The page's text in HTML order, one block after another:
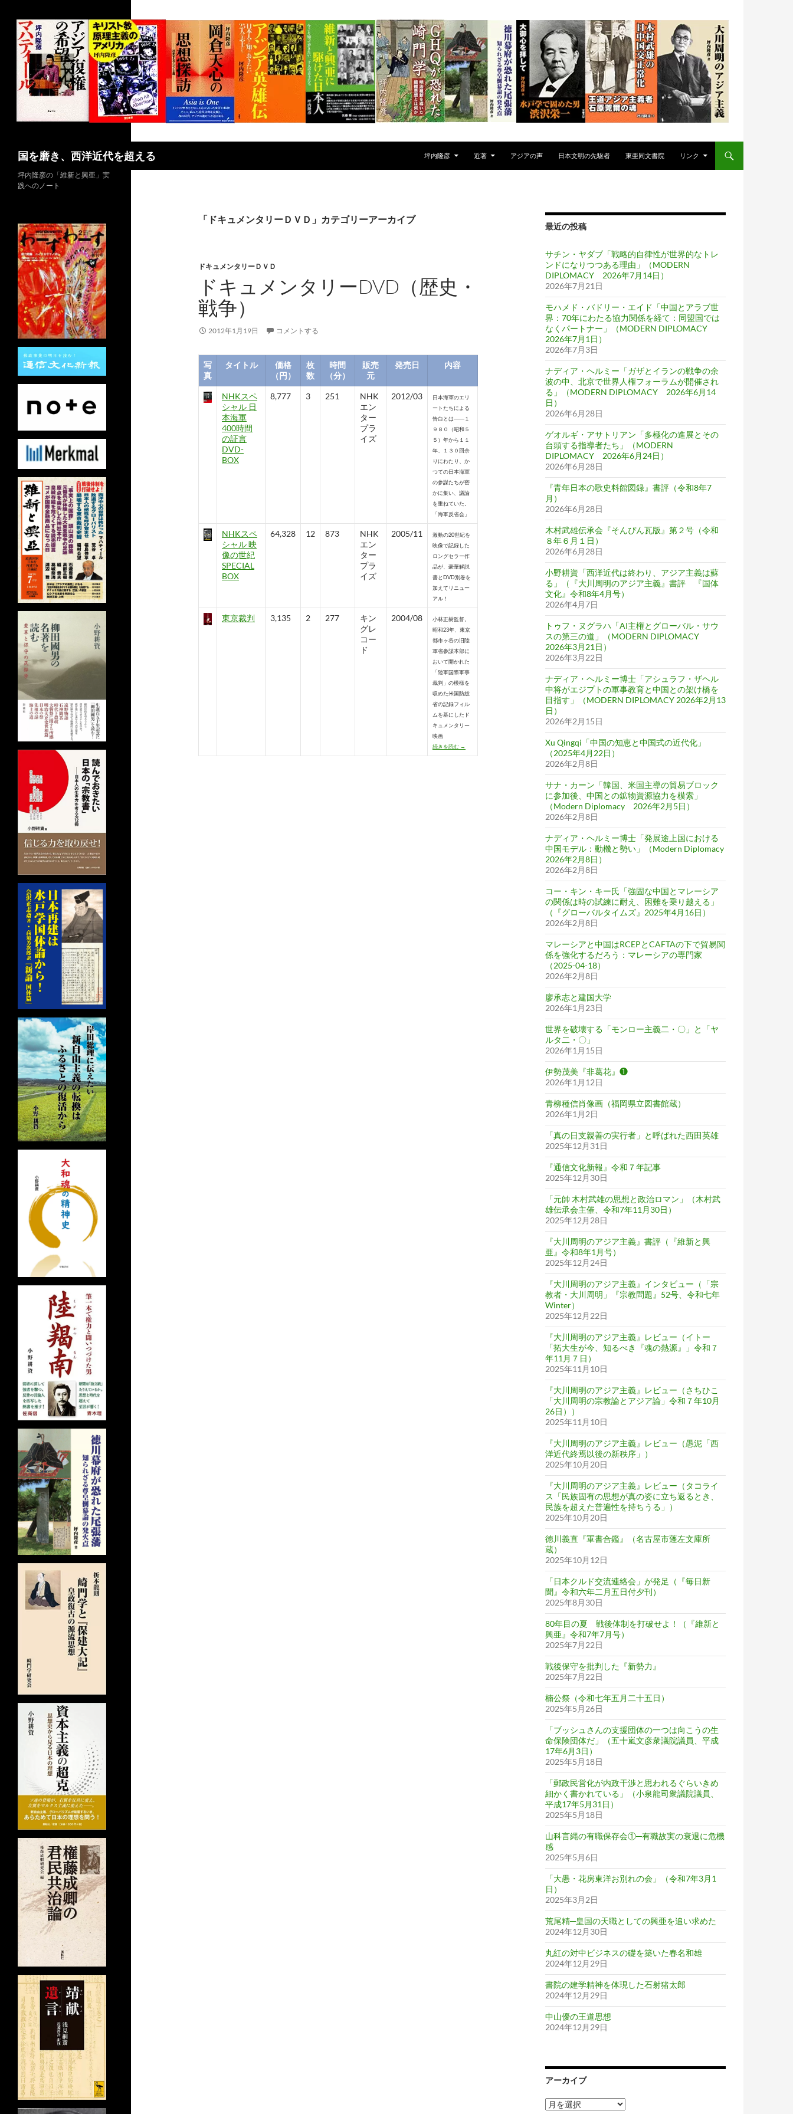
国を磨き、西洋近代を超える 坪内隆彦 近著 アジアの声 日本文明の先駆者 東亜同文書院 リンク
「ドキュメンタリーＤＶＤ」カテゴリーアーカイブ
ドキュメンタリーＤＶＤ
ドキュメンタリーDVD（歴史・
戦争）
2012年1月19日 コメントする
写
真
タイトル
価格
（円）
枚
数
時間
（分）
販売
元
発売日 内容
NHKスペ
シャル 日
本海軍
400時間
の証言
DVD-
BOX
8,777 3 251
NHK
エン
ター
プラ
イズ
2012/03
日本海軍のエリ
ートたちによる
告白とは――１
９８０（昭和５
５）年から１１
年、１３０回余
りにわたり、か
つての日本海軍
の参謀たちが密
かに集い、議論
を重ねていた。
「海軍反省会」
NHKスペ
シャル 映
像の世紀
SPECIAL
BOX
64,328 12 873
NHK
エン
ター
プラ
イズ
2005/11
激動の20世紀を
映像で記録した
ロングセラー作
品が、豪華解説
書とDVD別巻を
加えてリニュー
アル！
東京裁判 3,135 2 277
キン
グレ
コー
ド
2004/08
小林正樹監督。
昭和23年、東京
都市ヶ谷の旧陸
軍省参謀本部に
おいて開かれた
「陸軍国際軍事
裁判」の模様を
収めた米国防総
省の記録フィル
ムを基にしたド
キュメンタリー
映画
続きを読む
ドキュメンタリーDVD（歴史・戦争）
→
最近の投稿
サチン・ヤダブ「戦略的自律性が世界的なトレ
ンドになりつつある理由」（MODERN
DIPLOMACY 2026年7月14日）
2026年7月21日
モハメド・バドリー・エイド「中国とアラブ世
界：70年にわたる協力関係を経て：同盟国では
なくパートナー」（MODERN DIPLOMACY
2026年7月1日）
2026年7月3日
ナディア・ヘルミー「ガザとイランの戦争の余
波の中、北京で世界人権フォーラムが開催され
る」（MODERN DIPLOMACY 2026年6月14
日）
2026年6月28日
ゲオルギ・アサトリアン「多極化の進展とその
台頭する指導者たち」（MODERN
DIPLOMACY 2026年6月24日）
2026年6月28日
『青年日本の歌史料館図録』書評（令和8年7
月）
2026年6月28日
木村武雄伝承会『そんぴん瓦版』第２号（令和
８年６月１日）
2026年6月28日
小野耕資「西洋近代は終わり、アジア主義は蘇
る」（『大川周明のアジア主義』書評 『国体
文化』令和8年4月号）
2026年4月7日
トゥフ・ヌグラハ「AI主権とグローバル・サウ
スの第三の道」（MODERN DIPLOMACY
2026年3月21日）
2026年3月22日
ナディア・ヘルミー博士「アシュラフ・ザヘル
中将がエジプトの軍事教育と中国との架け橋を
目指す」（MODERN DIPLOMACY 2026年2月13
日）
2026年2月15日
Xu Qingqi「中国の知恵と中国式の近代化」
（2025年4月22日）
2026年2月8日
サナ・カーン「韓国、米国主導の貿易ブロック
に参加後、中国との鉱物資源協力を模索」
（Modern Diplomacy 2026年2月5日）
2026年2月8日
ナディア・ヘルミー博士「発展途上国における
中国モデル：動機と勢い」（Modern Diplomacy
2026年2月8日）
2026年2月8日
コー・キン・キー氏「強固な中国とマレーシア
の関係は時の試練に耐え、困難を乗り越える」
（『グローバルタイムズ』2025年4月16日）
2026年2月8日
マレーシアと中国はRCEPとCAFTAの下で貿易関
係を強化するだろう：マレーシアの専門家
（2025-04-18）
2026年2月8日
廖承志と建国大学
2026年1月23日
世界を破壊する「モンロー主義二・〇」と「ヤ
ルタ二・〇」
2026年1月15日
伊勢茂美『非葛花』❶
2026年1月12日
青柳種信肖像画（福岡県立図書館蔵）
2026年1月2日
「真の日支親善の実行者」と呼ばれた西田英雄
2025年12月31日
『通信文化新報』令和７年記事
2025年12月30日
「元帥 木村武雄の思想と政治ロマン」（木村武
雄伝承会主催、令和7年11月30日）
2025年12月28日
『大川周明のアジア主義』書評（『維新と興
亜』令和8年1月号）
2025年12月24日
『大川周明のアジア主義』インタビュー（「宗
教者・大川周明」『宗教問題』52号、令和七年
Winter）
2025年12月22日
『大川周明のアジア主義』レビュー（イトー
「拓大生が今、知るべき『魂の熱源』」令和７
年11月７日）
2025年11月10日
『大川周明のアジア主義』レビュー（さちひこ
「大川周明の宗教論とアジア論」令和７年10月
26日））
2025年11月10日
『大川周明のアジア主義』レビュー（愚泥「西
洋近代終焉以後の新秩序」）
2025年10月20日
『大川周明のアジア主義』レビュー（タコライ
ス「民族固有の思想が真の姿に立ち返るとき、
民族を超えた普遍性を持ちうる」）
2025年10月20日
徳川義直『軍書合鑑』（名古屋市蓬左文庫所
蔵）
2025年10月12日
「日本クルド交流連絡会」が発足（『毎日新
聞』令和六年二月五日付夕刊）
2025年8月30日
80年目の夏 戦後体制を打破せよ！（『維新と
興亜』令和7年7月号）
2025年7月22日
戦後保守を批判した『新勢力』
2025年7月22日
楠公祭（令和七年五月二十五日）
2025年5月26日
「ブッシュさんの支援団体の一つは向こうの生
命保険団体だ」（五十嵐文彦衆議院議員、平成
17年6月3日）
2025年5月18日
「郵政民営化が内政干渉と思われるぐらいきめ
細かく書かれている」（小泉龍司衆議院議員、
平成17年5月31日）
2025年5月18日
山科言縄の有職保存会①─有職故実の衰退に危機
感
2025年5月6日
「大愚・花房東洋お別れの会」（令和7年3月1
日）
2025年3月2日
荒尾精─皇国の天職としての興亜を追い求めた
2024年12月30日
丸紅の対中ビジネスの礎を築いた春名和雄
2024年12月29日
書院の建学精神を体現した石射猪太郎
2024年12月29日
中山優の王道思想
2024年12月29日
アーカイブ
ア
坪内隆彦の「維新と興亜」実
践へのノート